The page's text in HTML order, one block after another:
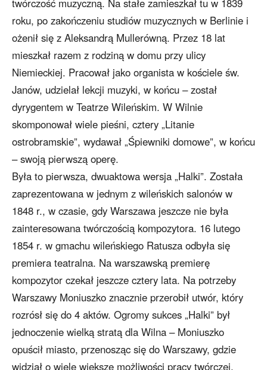
twórczość muzyczną. Na stałe zamieszkał tu w 1839
roku, po zakończeniu studiów muzycznych w Berlinie i
ożenił się z Aleksandrą Mullerówną. Przez 18 lat
mieszkał razem z rodziną w domu przy ulicy
Niemieckiej. Pracował jako organista w kościele św.
Janów, udzielał lekcji muzyki, w końcu – został
dyrygentem w Teatrze Wileńskim. W Wilnie
skomponował wiele pieśni, cztery „Litanie
ostrobramskie”, wydawał „Śpiewniki domowe”, w końcu
– swoją pierwszą operę.
Była to pierwsza, dwuaktowa wersja „Halki”. Została
zaprezentowana w jednym z wileńskich salonów w
1848 r., w czasie, gdy Warszawa jeszcze nie była
zainteresowana twórczością kompozytora. 16 lutego
1854 r. w gmachu wileńskiego Ratusza odbyła się
premiera teatralna. Na warszawską premierę
kompozytor czekał jeszcze cztery lata. Na potrzeby
Warszawy Moniuszko znacznie przerobił utwór, który
rozrósł się do 4 aktów. Ogromy sukces „Halki” był
jednoczenie wielką stratą dla Wilna – Moniuszko
opuścił miasto, przenosząc się do Warszawy, gdzie
widział o wiele większe możliwości pracy twórczej.